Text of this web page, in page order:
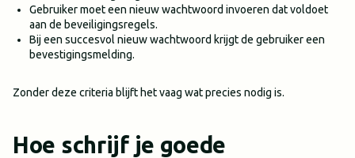
Gebruiker moet een nieuw wachtwoord invoeren dat voldoet
aan de beveiligingsregels.
Bij een succesvol nieuw wachtwoord krijgt de gebruiker een
bevestigingsmelding.
Zonder deze criteria blijft het vaag wat precies nodig is.
Hoe schrijf je goede